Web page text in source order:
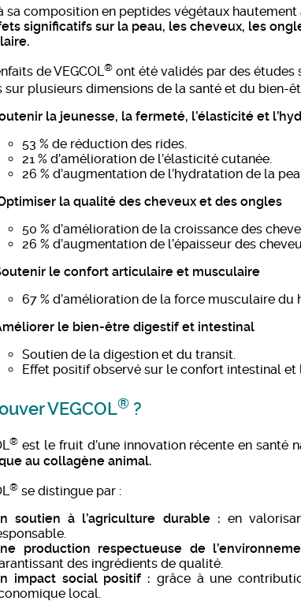
sa composition en peptides végétaux hautement
significatifs sur la peau, les cheveux, les
de VEGCOL® ont été validés par des
sur plusieurs dimensions de la santé et du bien-
la jeunesse, la fermeté, l’élasticité et
53 % de réduction des rides.
21 % d’amélioration de l’élasticité cutanée.
26 % d’augmentation de l’hydratation de la
la qualité des cheveux et des ongles
50 % d’amélioration de la croissance des
26 % d’augmentation de l’épaisseur des
le confort articulaire et musculaire
67 % d’amélioration de la force musculaire du
le bien-être digestif et intestinal
Soutien de la digestion et du transit.
Effet positif observé sur le confort intestinal
VEGCOL® ?
® est le fruit d’une innovation récente en santé
au collagène animal.
® se distingue par :
soutien à l’agriculture durable : en
production respectueuse de
des ingrédients de qualité.
impact social positif : grâce à une
local.